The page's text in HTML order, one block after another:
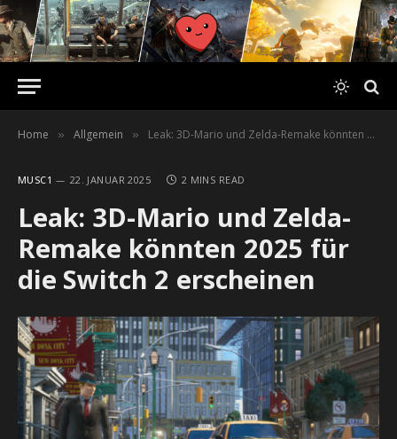
Home » Allgemein » Leak: 3D-Mario und Zelda-Remake könnten 2025 für die Switch 2 erscheinen
MUSC1 22. JANUAR 2025 2 MINS READ
Leak: 3D-Mario und Zelda-
Remake könnten 2025 für
die Switch 2 erscheinen